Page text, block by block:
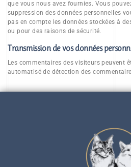
que vous nous avez fournies. Vous
suppression des données personnelles
pas en compte les données stockées à
ou pour des raisons de sécurité.
Transmission de vos données
Les commentaires des visiteurs peuvent
automatisé de détection des